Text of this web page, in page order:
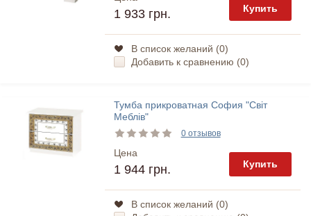
1 933 грн. Купить
В список желаний (0)
Добавить к сравнению (0)
Тумба прикроватная София "Світ
Меблів"
0 отзывов
Цена
1 944 грн. Купить
В список желаний (0)